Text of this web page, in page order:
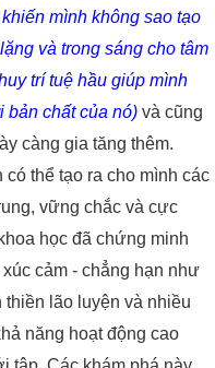
mình không sao tạo
và trong sáng cho tâm
trí tuệ hầu giúp mình
bản chất của nó) và cũng
càng gia tăng thêm.
thể tạo ra cho mình các
vững chắc và cực
học đã chứng minh
cảm - chẳng hạn như
lão luyện và nhiều
năng hoạt động cao